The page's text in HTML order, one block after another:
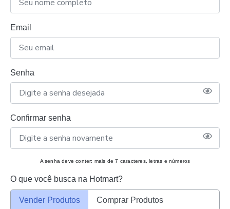
Email
Senha
Confirmar senha
A senha deve conter: mais de 7 caracteres, letras e números
O que você busca na Hotmart?
Vender Produtos Comprar Produtos